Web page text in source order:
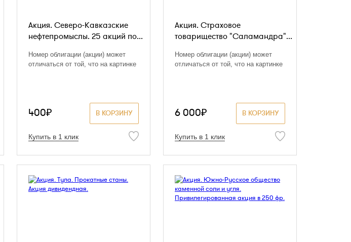
Акция. Северо-Кавказские
нефтепромыслы. 25 акций по...
Номер облигации (акции) может
отличаться от той, что на картинке
В КОРЗИНУ
400₽
Купить в 1 клик
Акция. Страховое
товарищество "Саламандра"...
Номер облигации (акции) может
отличаться от той, что на картинке
В КОРЗИНУ
6 000₽
Купить в 1 клик